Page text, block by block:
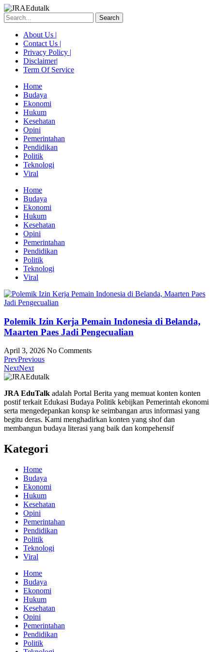
Skip
to
content
Search
About Us |
Contact Us |
Privacy Policy |
Disclaimer|
Term Of Service
Home
Budaya
Ekonomi
Hukum
Kesehatan
Opini
Pemerintahan
Pendidikan
Politik
Teknologi
Viral
Menu
Home
Budaya
Ekonomi
Hukum
Kesehatan
Opini
Pemerintahan
Pendidikan
Politik
Teknologi
Viral
Polemik Izin Kerja Pemain Indonesia di Belanda,
Maarten Paes Jadi Pengecualian
April 3, 2026 No Comments
PrevPrevious
NextNext
JRA EduTalk adalah Portal Berita yang memuat konten konten
postif terkait Edukasi Budaya Politik kebijkan Pemerintah ekonomi
serta mengedepankan konsp ke seimbangan arus informasi yang
begitu deras. Kami menghadirkan konten yang shof dan
membangun budaya literasi yang baik dan kompehensif
Kategori
Home
Budaya
Ekonomi
Hukum
Kesehatan
Opini
Pemerintahan
Pendidikan
Politik
Teknologi
Viral
Home
Budaya
Ekonomi
Hukum
Kesehatan
Opini
Pemerintahan
Pendidikan
Politik